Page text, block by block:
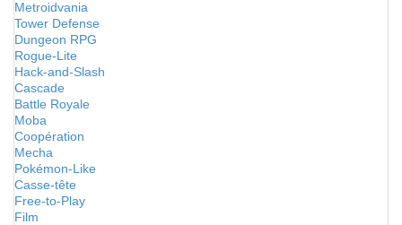
Metroidvania
Tower Defense
Dungeon RPG
Rogue-Lite
Hack-and-Slash
Cascade
Battle Royale
Moba
Coopération
Mecha
Pokémon-Like
Casse-tête
Free-to-Play
Film